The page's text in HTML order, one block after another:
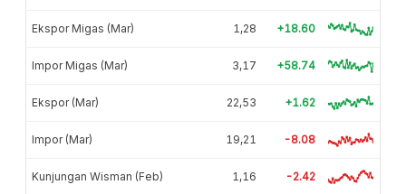
Ekspor Migas (Mar) 1,28 +18.60
Impor Migas (Mar) 3,17 +58.74
Ekspor (Mar) 22,53 +1.62
Impor (Mar) 19,21 -8.08
Kunjungan Wisman (Feb) 1,16 -2.42